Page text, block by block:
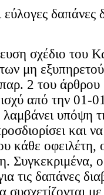
δαπάνες
σχέδιο του
μη
2 του
από την 01-
λαμβάνει υπόψη
και
κάθε οφειλέτη,
Συγκεκριμένα,
τις δαπάνες
με